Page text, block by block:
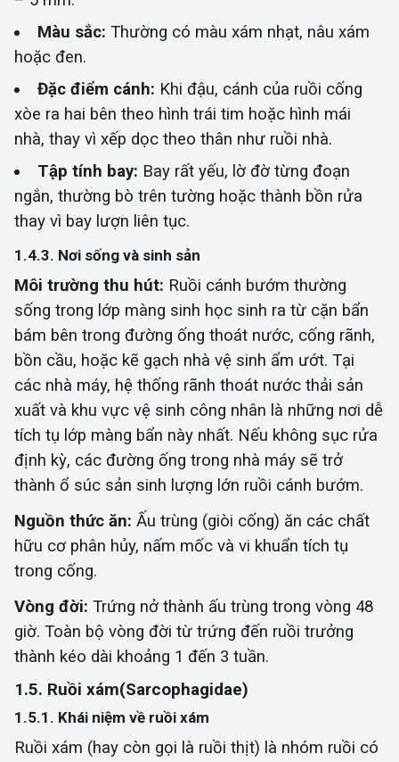
Màu sắc: Thường có màu xám nhạt, nâu xám
hoặc đen.
Đặc điểm cánh: Khi đậu, cánh của ruồi cống
xòe ra hai bên theo hình trái tim hoặc hình mái
nhà, thay vì xếp dọc theo thân như ruồi nhà.
Tập tính bay: Bay rất yếu, lờ đờ từng đoạn
ngắn, thường bò trên tường hoặc thành bồn rửa
thay vì bay lượn liên tục.
1.4.3. Nơi sống và sinh sản
Môi trường thu hút: Ruồi cánh bướm thường
sống trong lớp màng sinh học sinh ra từ cặn bẩn
bám bên trong đường ống thoát nước, cống rãnh,
bồn cầu, hoặc kẽ gạch nhà vệ sinh ẩm ướt. Tại
các nhà máy, hệ thống rãnh thoát nước thải sản
xuất và khu vực vệ sinh công nhân là những nơi dễ
tích tụ lớp màng bẩn này nhất. Nếu không sục rửa
định kỳ, các đường ống trong nhà máy sẽ trở
thành ổ súc sản sinh lượng lớn ruồi cánh bướm.
Nguồn thức ăn: Ấu trùng (giòi cống) ăn các chất
hữu cơ phân hủy, nấm mốc và vi khuẩn tích tụ
trong cống.
Vòng đời: Trứng nở thành ấu trùng trong vòng 48
giờ. Toàn bộ vòng đời từ trứng đến ruồi trưởng
thành kéo dài khoảng 1 đến 3 tuần.
1.5. Ruồi xám(Sarcophagidae)
1.5.1. Khái niệm về ruồi xám
Ruồi xám (hay còn gọi là ruồi thịt) là nhóm ruồi có